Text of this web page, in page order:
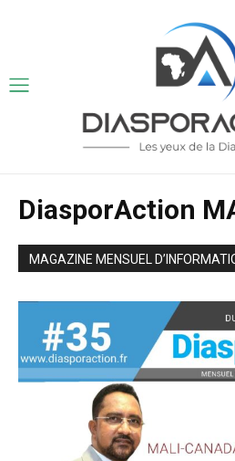
DiasporAction
MAGAZINE MENSUEL